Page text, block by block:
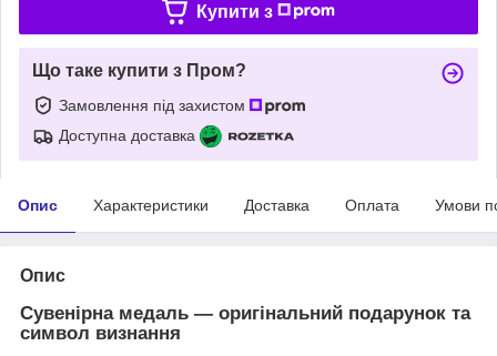
Купити з
Що таке купити з Пром?
Замовлення під захистом
Доступна доставка
Опис Характеристики Доставка Оплата Умови
Опис
Сувенірна медаль — оригінальний подарунок та
символ визнання